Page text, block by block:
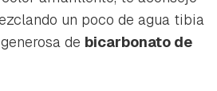
un poco de agua tibia
de bicarbonato de